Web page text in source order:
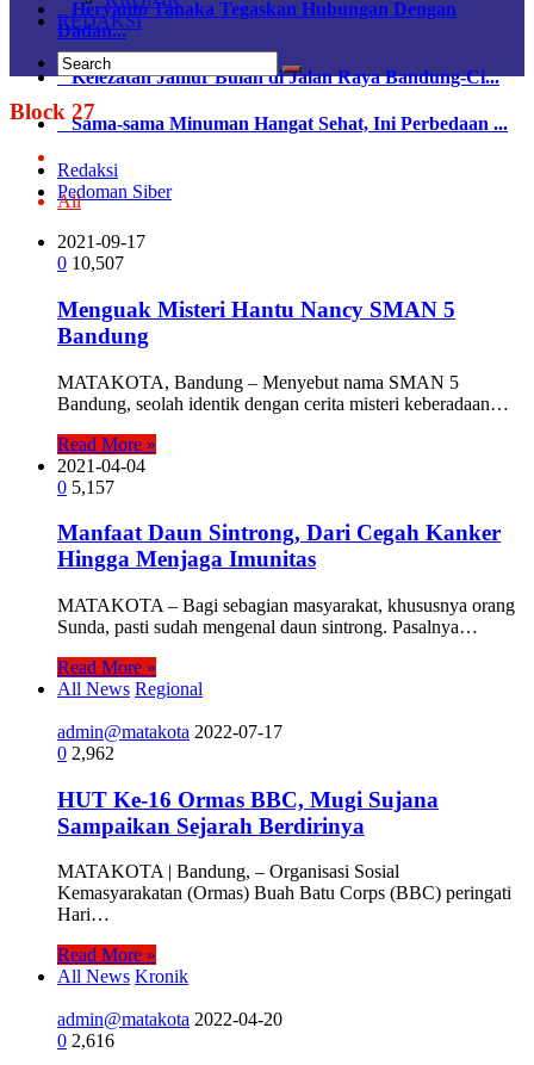
Heryanto Tanaka Tegaskan Hubungan Dengan
Dadan...
Kelezatan Jamur Bulan di Jalan Raya Bandung-Ci...
Sama-sama Minuman Hangat Sehat, Ini Perbedaan ...
Redaksi
Pedoman Siber
REDAKSI
Block 27
All
2021-09-17
0 10,507
Menguak Misteri Hantu Nancy SMAN 5
Bandung
MATAKOTA, Bandung – Menyebut nama SMAN 5
Bandung, seolah identik dengan cerita misteri keberadaan…
Read More »
2021-04-04
0 5,157
Manfaat Daun Sintrong, Dari Cegah Kanker
Hingga Menjaga Imunitas
MATAKOTA – Bagi sebagian masyarakat, khususnya orang
Sunda, pasti sudah mengenal daun sintrong. Pasalnya…
Read More »
All News Regional
admin@matakota 2022-07-17
0 2,962
HUT Ke-16 Ormas BBC, Mugi Sujana
Sampaikan Sejarah Berdirinya
MATAKOTA | Bandung, – Organisasi Sosial
Kemasyarakatan (Ormas) Buah Batu Corps (BBC) peringati
Hari…
Read More »
All News Kronik
admin@matakota 2022-04-20
0 2,616